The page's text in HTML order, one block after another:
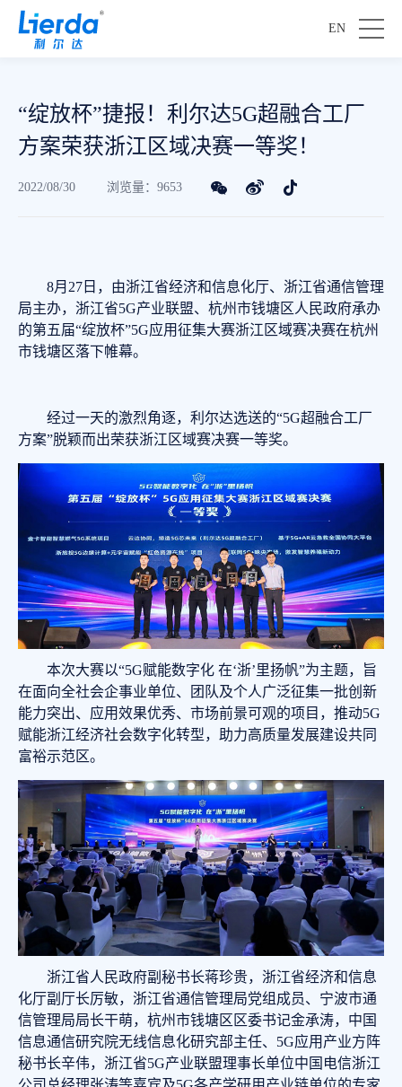
EN
“绽放杯”捷报！利尔达5G超融合工厂
方案荣获浙江区域决赛一等奖！
2022/08/30 浏览量：9653
8月27日，由浙江省经济和信息化厅、浙江省通信管理
局主办，浙江省5G产业联盟、杭州市钱塘区人民政府承办
的第五届“绽放杯”5G应用征集大赛浙江区域赛决赛在杭州
市钱塘区落下帷幕。
经过一天的激烈角逐，利尔达选送的“5G超融合工厂
方案”脱颖而出荣获浙江区域赛决赛一等奖。
本次大赛以“5G赋能数字化 在‘浙’里扬帆”为主题，旨
在面向全社会企事业单位、团队及个人广泛征集一批创新
能力突出、应用效果优秀、市场前景可观的项目，推动5G
赋能浙江经济社会数字化转型，助力高质量发展建设共同
富裕示范区。
浙江省人民政府副秘书长蒋珍贵，浙江省经济和信息
化厅副厅长厉敏，浙江省通信管理局党组成员、宁波市通
信管理局局长干萌，杭州市钱塘区区委书记金承涛，中国
信息通信研究院无线信息化研究部主任、5G应用产业方阵
秘书长辛伟，浙江省5G产业联盟理事长单位中国电信浙江